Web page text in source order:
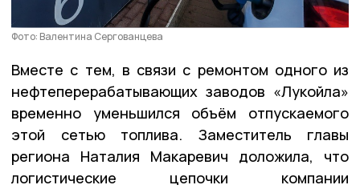
Фото: Валентина Сергованцева
Вместе с тем, в связи с ремонтом одного из
нефтеперерабатывающих заводов «Лукойла»
временно уменьшился объём отпускаемого
этой сетью топлива. Заместитель главы
региона Наталия Макаревич доложила, что
логистические цепочки компании